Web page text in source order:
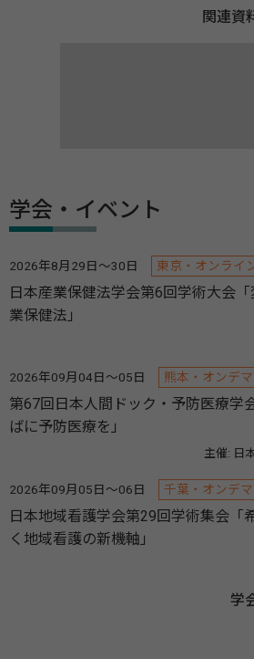
関連資
学会・イベント
2026年8月29日～30日 東京・オンライ
日本産業保健法学会第6回学術大会
業保健法」
2026年09月04日～05日 熊本・オンデ
第67回日本人間ドック・予防医療学
ばに予防医療を」
主催: 日
2026年09月05日～06日 千葉・オンデ
日本地域看護学会第29回学術集会「
く地域看護の新機軸」
学